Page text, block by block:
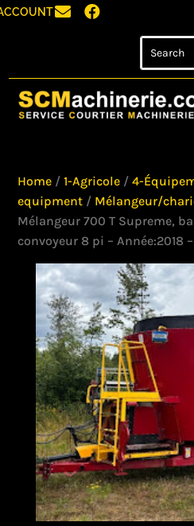
 
Home /1-Agricole /4-
equipment / Mélangeur/
Mélangeur 700 T Supreme,
convoyeur 8 pi – Année:2018